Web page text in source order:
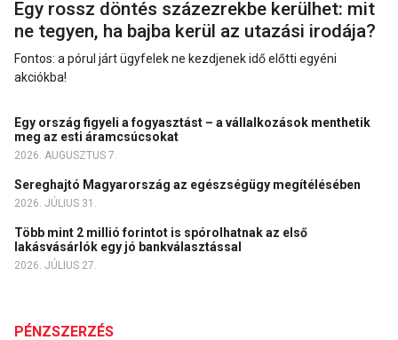
Egy rossz döntés százezrekbe kerülhet: mit
ne tegyen, ha bajba kerül az utazási irodája?
Fontos: a pórul járt ügyfelek ne kezdjenek idő előtti egyéni
akciókba!
Egy ország figyeli a fogyasztást – a vállalkozások menthetik
meg az esti áramcsúcsokat
2026. AUGUSZTUS 7.
Sereghajtó Magyarország az egészségügy megítélésében
2026. JÚLIUS 31.
Több mint 2 millió forintot is spórolhatnak az első
lakásvásárlók egy jó bankválasztással
2026. JÚLIUS 27.
PÉNZSZERZÉS